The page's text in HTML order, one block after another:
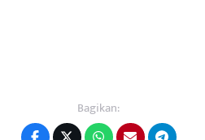
Bagikan: